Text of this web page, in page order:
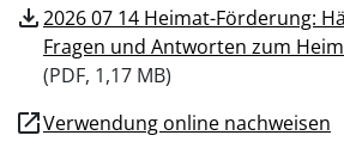
download2026 07 14 Heimat-Förderung:
Fragen und Antworten zum
(PDF, 1,17 MB)
open_in_newVerwendung online nachweisen